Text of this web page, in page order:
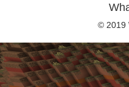
© 2019